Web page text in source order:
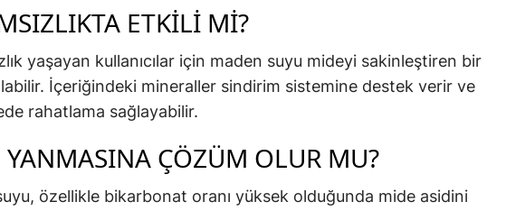
ETKILI MI?
yaşayan kullanıcılar için maden suyu mideyi sakinleştiren bir
İçeriğindeki mineraller sindirim sistemine destek verir ve
rahatlama sağlayabilir.
ÇÖZÜM OLUR MU?
özellikle bikarbonat oranı yüksek olduğunda mide asidini